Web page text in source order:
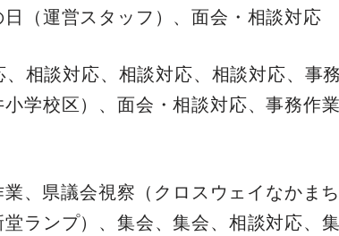
（運営スタッフ）、面会・相談対応
相談対応、相談対応、相談対応、事
学校区）、面会・相談対応、事務作
、県議会視察（クロスウェイなかま
ランプ）、集会、集会、相談対応、